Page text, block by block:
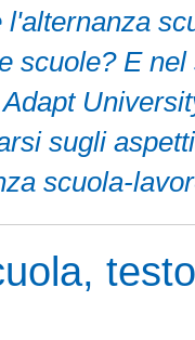
l'alternanza
scuole? E
sugli
scuola-